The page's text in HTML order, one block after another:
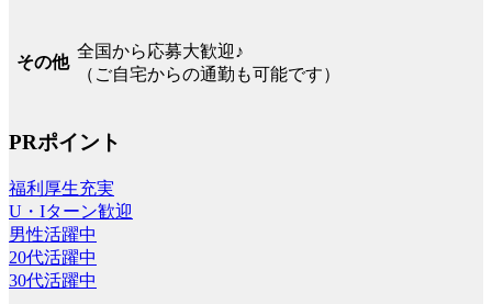
その他
全国から応募大歓迎♪
（ご自宅からの通勤も可能です）
PRポイント
福利厚生充実
U・Iターン歓迎
男性活躍中
20代活躍中
30代活躍中